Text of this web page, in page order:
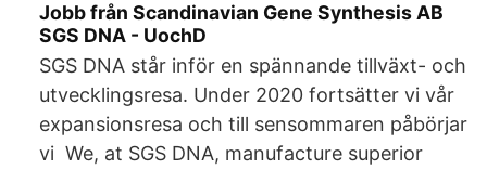
Jobb från Scandinavian Gene Synthesis AB
SGS DNA - UochD
SGS DNA står inför en spännande tillväxt- och
utvecklingsresa. Under 2020 fortsätter vi vår
expansionsresa och till sensommaren påbörjar
vi We, at SGS DNA, manufacture superior